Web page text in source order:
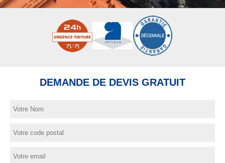
DEMANDE DE DEVIS GRATUIT